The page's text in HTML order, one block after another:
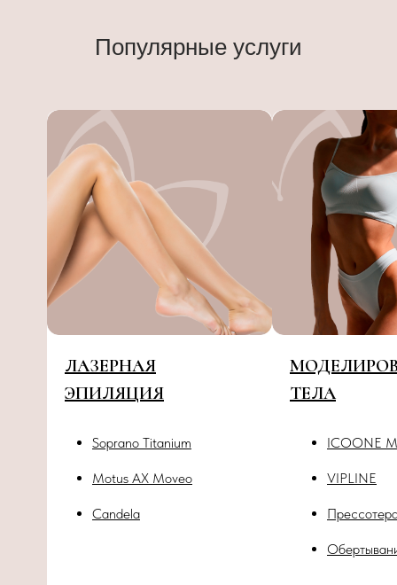
Популярные услуги
ЛАЗЕРНАЯ
ЭПИЛЯЦИЯ
Soprano Titanium
Motus AX Moveo
Candela
ТЕЛА
ICOONE
VIPLINE